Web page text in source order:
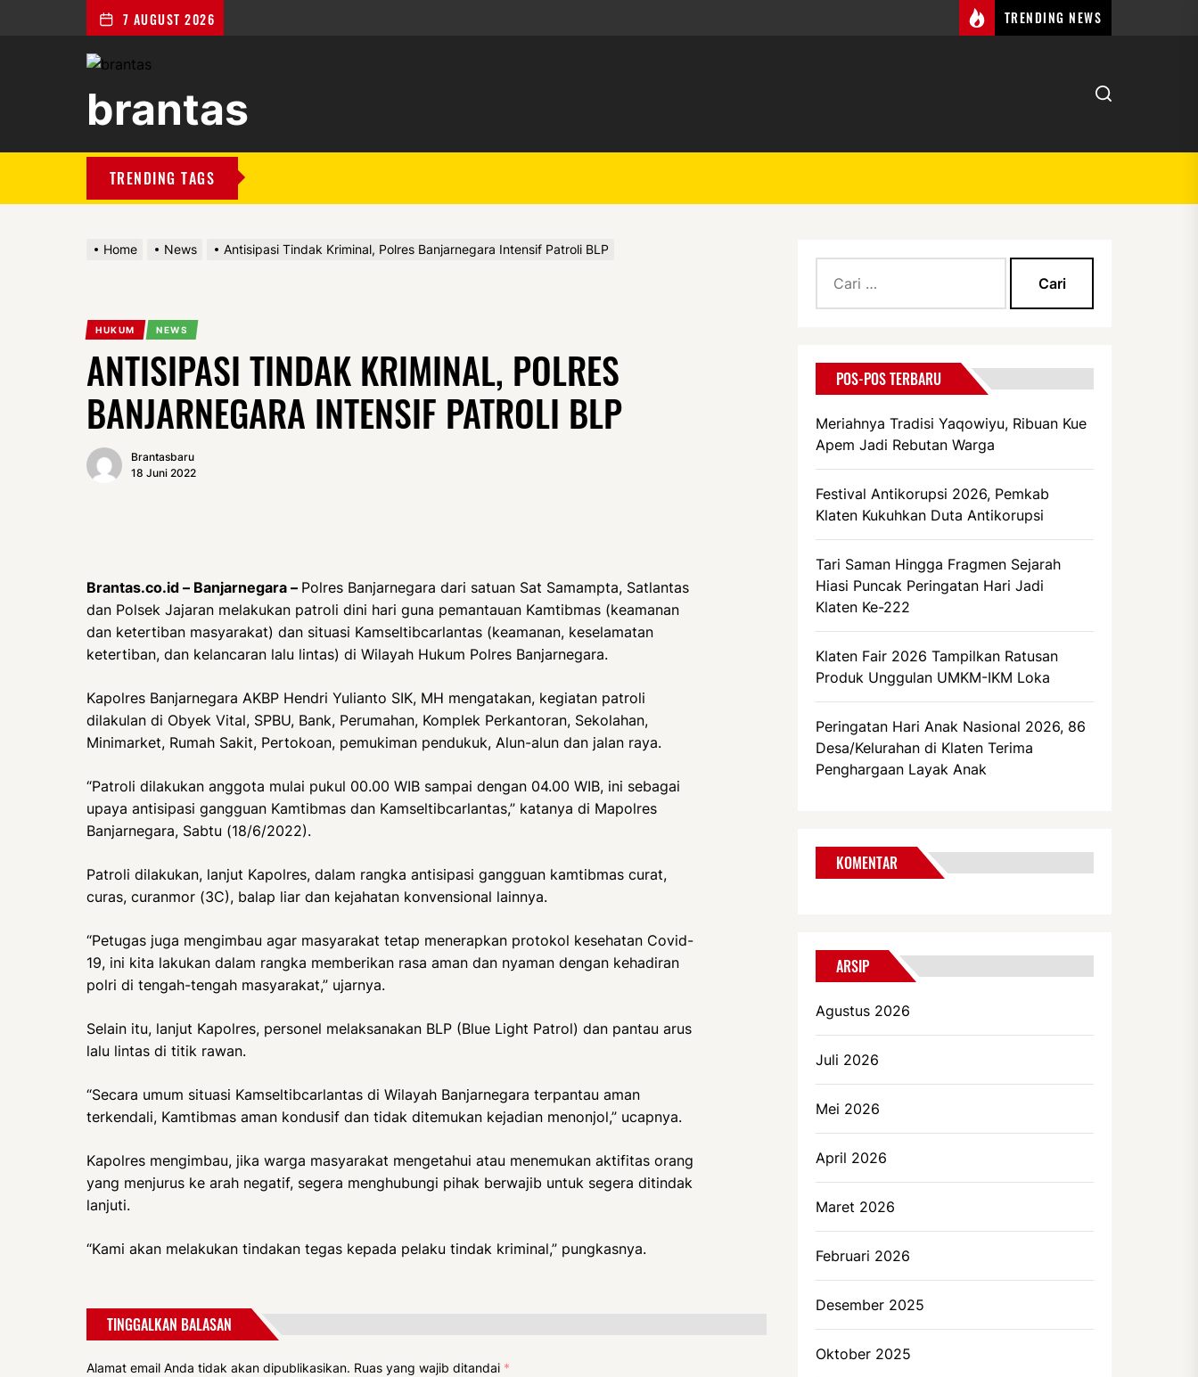
7 AUGUST 2026 TRENDING NEWS
brantas
TRENDING TAGS
Home News Antisipasi Tindak Kriminal, Polres Banjarnegara Intensif Patroli BLP
HUKUM NEWS
ANTISIPASI TINDAK KRIMINAL, POLRES
BANJARNEGARA INTENSIF PATROLI BLP
Brantasbaru
18 Juni 2022
Brantas.co.id – Banjarnegara – Polres Banjarnegara dari satuan Sat Samampta, Satlantas
dan Polsek Jajaran melakukan patroli dini hari guna pemantauan Kamtibmas (keamanan
dan ketertiban masyarakat) dan situasi Kamseltibcarlantas (keamanan, keselamatan
ketertiban, dan kelancaran lalu lintas) di Wilayah Hukum Polres Banjarnegara.
Kapolres Banjarnegara AKBP Hendri Yulianto SIK, MH mengatakan, kegiatan patroli
dilakulan di Obyek Vital, SPBU, Bank, Perumahan, Komplek Perkantoran, Sekolahan,
Minimarket, Rumah Sakit, Pertokoan, pemukiman pendukuk, Alun-alun dan jalan raya.
“Patroli dilakukan anggota mulai pukul 00.00 WIB sampai dengan 04.00 WIB, ini sebagai
upaya antisipasi gangguan Kamtibmas dan Kamseltibcarlantas,” katanya di Mapolres
Banjarnegara, Sabtu (18/6/2022).
Patroli dilakukan, lanjut Kapolres, dalam rangka antisipasi gangguan kamtibmas curat,
curas, curanmor (3C), balap liar dan kejahatan konvensional lainnya.
“Petugas juga mengimbau agar masyarakat tetap menerapkan protokol kesehatan Covid-
19, ini kita lakukan dalam rangka memberikan rasa aman dan nyaman dengan kehadiran
polri di tengah-tengah masyarakat,” ujarnya.
Selain itu, lanjut Kapolres, personel melaksanakan BLP (Blue Light Patrol) dan pantau arus
lalu lintas di titik rawan.
“Secara umum situasi Kamseltibcarlantas di Wilayah Banjarnegara terpantau aman
terkendali, Kamtibmas aman kondusif dan tidak ditemukan kejadian menonjol,” ucapnya.
Kapolres mengimbau, jika warga masyarakat mengetahui atau menemukan aktifitas orang
yang menjurus ke arah negatif, segera menghubungi pihak berwajib untuk segera ditindak
lanjuti.
“Kami akan melakukan tindakan tegas kepada pelaku tindak kriminal,” pungkasnya.
TINGGALKAN BALASAN
Alamat email Anda tidak akan dipublikasikan. Ruas yang wajib ditandai *
untuk:
POS-POS TERBARU
Meriahnya Tradisi Yaqowiyu, Ribuan Kue
Apem Jadi Rebutan Warga
Festival Antikorupsi 2026, Pemkab
Klaten Kukuhkan Duta Antikorupsi
Tari Saman Hingga Fragmen Sejarah
Hiasi Puncak Peringatan Hari Jadi
Klaten Ke-222
Klaten Fair 2026 Tampilkan Ratusan
Produk Unggulan UMKM-IKM Loka
Peringatan Hari Anak Nasional 2026, 86
Desa/Kelurahan di Klaten Terima
Penghargaan Layak Anak
KOMENTAR
ARSIP
Agustus 2026
Juli 2026
Mei 2026
April 2026
Maret 2026
Februari 2026
Desember 2025
Oktober 2025